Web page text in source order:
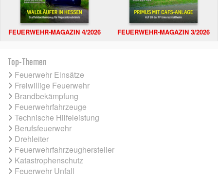
FEUERWEHR-MAGAZIN 4/2026 FEUERWEHR-MAGAZIN 3/2026
Top-Themen
Feuerwehr Einsätze
Freiwillige Feuerwehr
Brandbekämpfung
Feuerwehrfahrzeuge
Technische Hilfeleistung
Berufsfeuerwehr
Drehleiter
Feuerwehrfahrzeughersteller
Katastrophenschutz
Feuerwehr Unfall